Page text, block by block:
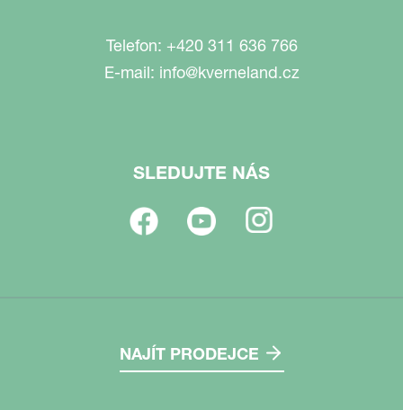
Telefon: +420 311 636 766
E-mail: info@kverneland.cz
SLEDUJTE NÁS
NAJÍT PRODEJCE